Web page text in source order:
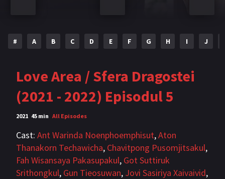
BLOG
Articole Cărți traduse
Muzică
RECOMANDĂRI PROIECTE
ALĂTURĂ-TE
# A B C D E F G H I J
Love Area / Sfera Dragostei
(2021 - 2022) Episodul 5
2021 45 min All Episodes
Cast: Ant Warinda Noenphoemphisut,Aton
Thanakorn Techawicha, Chavitpong Pusomjitsakul,
Fah Wisansaya Pakasupakul, Got Suttiruk
Srithongkul, Gun Tieosuwan, Jovi Sasiriya Xaivaivid,